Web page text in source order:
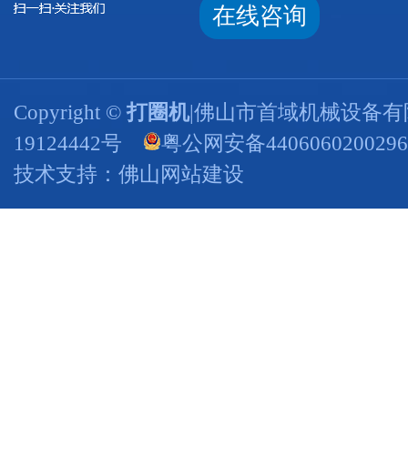
在线咨询
Copyright © 打圈机|佛山市首域机械设备
19124442号
粤公网安备
技术支持： 佛山网站建设